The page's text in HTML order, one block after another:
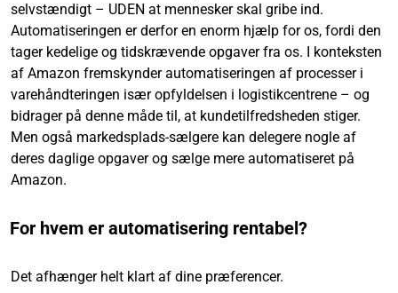
selvstændigt – UDEN at mennesker skal gribe ind.
Automatiseringen er derfor en enorm hjælp for os, fordi den
tager kedelige og tidskrævende opgaver fra os. I konteksten
af Amazon fremskynder automatiseringen af processer i
varehåndteringen især opfyldelsen i logistikcentrene – og
bidrager på denne måde til, at kundetilfredsheden stiger.
Men også markedsplads-sælgere kan delegere nogle af
deres daglige opgaver og sælge mere automatiseret på
Amazon.
For hvem er automatisering rentabel?
Det afhænger helt klart af dine præferencer.